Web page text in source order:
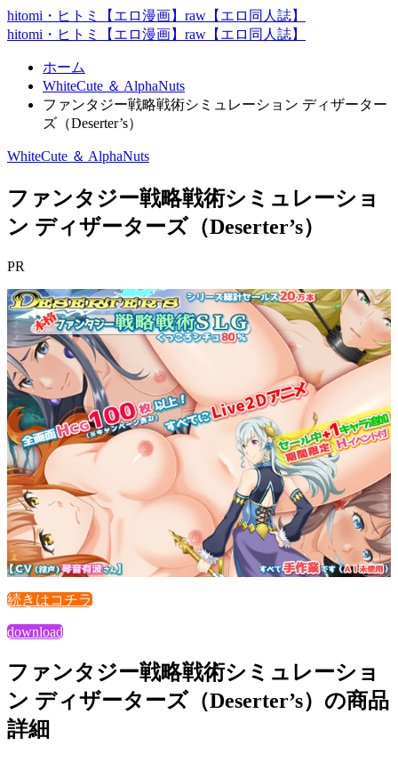
hitomi・ヒトミ【エロ漫画】raw【エロ同人誌】
hitomi・ヒトミ【エロ漫画】raw【エロ同人誌】
ホーム
WhiteCute ＆ AlphaNuts
ファンタジー戦略戦術シミュレーション ディザーター
ズ（Deserter’s）
WhiteCute ＆ AlphaNuts
ファンタジー戦略戦術シミュレーショ
ン ディザーターズ（Deserter’s）
PR
続きはコチラ
download
ファンタジー戦略戦術シミュレーショ
ン ディザーターズ（Deserter’s）の商品
詳細